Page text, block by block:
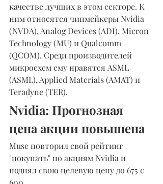
качестве лучших в этом секторе. К
ним относятся чипмейкеры Nvidia
(NVDA), Analog Devices (ADI), Micron
Technology (MU) и Qualcomm
(QCOM). Среди производителей
микросхем ему нравятся ASML
(ASML), Applied Materials (AMAT) и
Teradyne (TER).
Nvidia: Прогнозная
цена акции повышена
Muse повторил свой рейтинг
"покупать" по акциям Nvidia и
поднял свою целевую цену до 675 с